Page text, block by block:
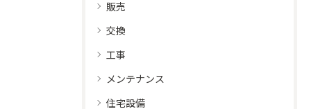
販売
交換
工事
メンテナンス
住宅設備